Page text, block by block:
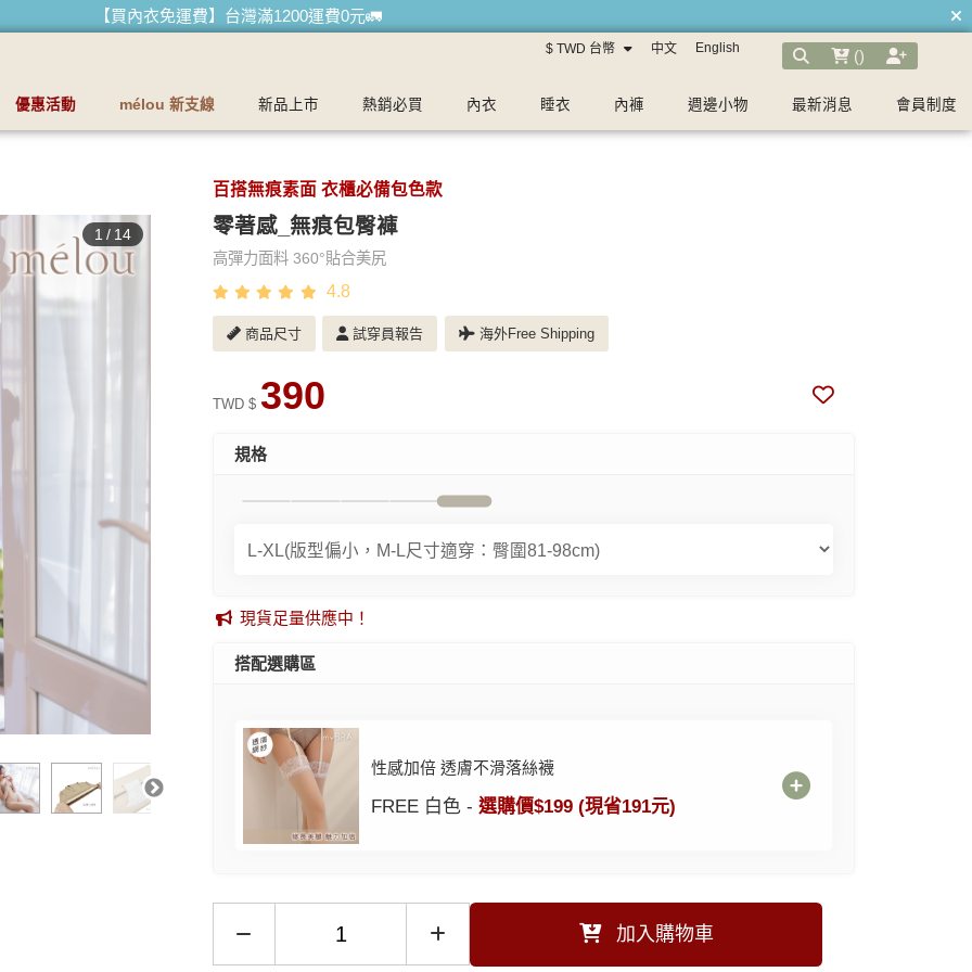
【買內衣免運費】台灣滿1200運費0元🚛
【父親節快樂】男內褲5件$999🧔
$ TWD 台幣 中文 English ()
優惠活動 mélou 新支線 新品上市 熱銷必買 內衣 睡衣 內褲 週邊小物 最新消息 會員制度
1 / 14
百搭無痕素面 衣櫃必備包色款
零著感_無痕包臀褲
高彈力面料 360°貼合美尻
4.8
商品尺寸 試穿員報告 海外Free Shipping
TWD $ 390
規格
現貨足量供應中！
搭配選購區
性感加倍 透膚不滑落絲襪
FREE 白色 - 選購價$199 (現省191元)
加入購物車